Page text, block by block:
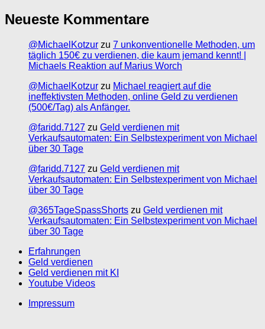
Neueste Kommentare
@MichaelKotzur zu 7 unkonventionelle Methoden, um
täglich 150€ zu verdienen, die kaum jemand kennt! |
Michaels Reaktion auf Marius Worch
@MichaelKotzur zu Michael reagiert auf die
ineffektivsten Methoden, online Geld zu verdienen
(500€/Tag) als Anfänger.
@faridd.7127 zu Geld verdienen mit
Verkaufsautomaten: Ein Selbstexperiment von Michael
über 30 Tage
@faridd.7127 zu Geld verdienen mit
Verkaufsautomaten: Ein Selbstexperiment von Michael
über 30 Tage
@365TageSpassShorts zu Geld verdienen mit
Verkaufsautomaten: Ein Selbstexperiment von Michael
über 30 Tage
Erfahrungen
Geld verdienen
Geld verdienen mit KI
Youtube Videos
Impressum